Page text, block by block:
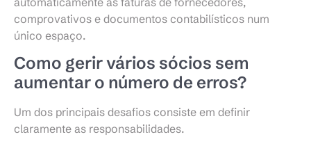
comprovativos e documentos contabilísticos num
único espaço.
Como gerir vários sócios sem
aumentar o número de erros?
Um dos principais desafios consiste em definir
claramente as responsabilidades.